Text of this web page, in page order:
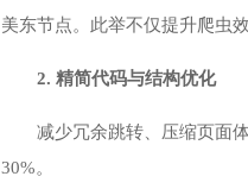
美东节点。此举不仅提升爬虫
2. 精简代码与结构优化
减少冗余跳转、压缩页面
30%。